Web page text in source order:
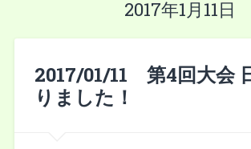
2017年1月11日
2017/01/11 第4回大会
りました！